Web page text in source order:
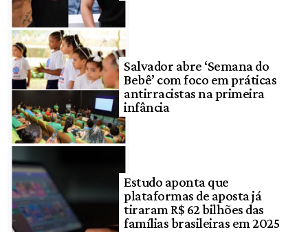
Salvador abre ‘Semana do
Bebê’ com foco em práticas
antirracistas na primeira
infância
Estudo aponta que
plataformas de aposta já
tiraram R$ 62 bilhões das
famílias brasileiras em 2025